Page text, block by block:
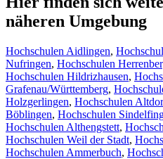
näheren Umgebung
Hochschulen Aidlingen,
Nufringen, Hochschulen
Hochschulen Hildrizhausen,
Grafenau/Württemberg,
Holzgerlingen, Hochschulen
Böblingen, Hochschulen
Hochschulen Althengstett,
Hochschulen Weil der Stadt,
Hochschulen Ammerbuch,